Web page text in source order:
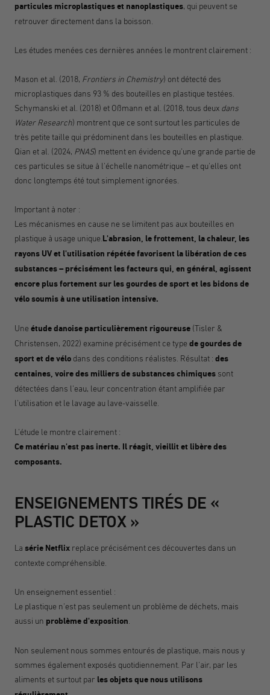
particules microplastiques et nanoplastiques, qui peuvent se
retrouver directement dans la boisson.
Les études menées ces dernières années le montrent clairement :
Mason et al. (2018, Frontiers in Chemistry) ont détecté des
microplastiques dans 93 % des bouteilles en plastique testées.
Schymanski et al. (2018) et Oßmann et al. (2018, tous deux dans
Water Research) montrent que ce sont surtout les particules de
très petite taille qui prédominent dans les bouteilles en plastique.
Qian et al. (2024, PNAS) mettent en évidence qu'une grande partie de
ces particules se situe à l'échelle nanométrique – et qu'elles ont
donc longtemps été tout simplement ignorées.
Important à noter :
Les mécanismes en cause ne se limitent pas aux bouteilles en
plastique à usage unique. L'abrasion, le frottement, la chaleur, les
rayons UV et l'utilisation répétée favorisent la libération de ces
substances – précisément les facteurs qui, en général, agissent
encore plus fortement sur les gourdes de sport et les bidons de
vélo soumis à une utilisation intensive.
Une étude danoise particulièrement rigoureuse (Tisler &
Christensen, 2022) examine précisément ce type de gourdes de
sport et de vélo dans des conditions réalistes. Résultat : des
centaines, voire des milliers de substances chimiques sont
détectées dans l'eau, leur concentration étant amplifiée par
l'utilisation et le lavage au lave-vaisselle.
L'étude le montre clairement :
Ce matériau n'est pas inerte. Il réagit, vieillit et libère des
composants.
ENSEIGNEMENTS TIRÉS DE «
PLASTIC DETOX »
La série Netflix replace précisément ces découvertes dans un
contexte compréhensible.
Un enseignement essentiel :
Le plastique n'est pas seulement un problème de déchets, mais
aussi un problème d'exposition
Non seulement nous sommes entourés de plastique, mais nous y
sommes également exposés quotidiennement. Par l'air, par les
aliments et surtout par les objets que nous utilisons